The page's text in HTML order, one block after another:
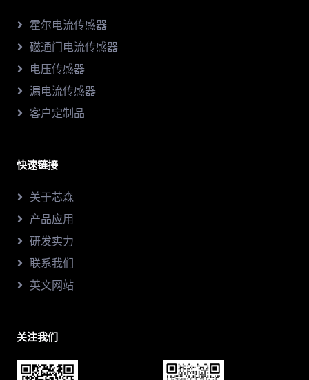
霍尔电流传感器
磁通门电流传感器
电压传感器
漏电流传感器
客户定制品
快速链接
关于芯森
产品应用
研发实力
联系我们
英文网站
关注我们